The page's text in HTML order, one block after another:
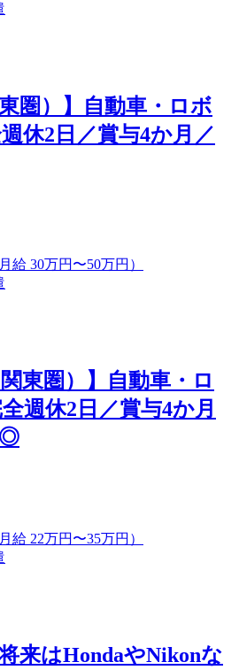
圏）】自動車・ロボ
休2日／賞与4か月／
給 30万円〜50万円）
東圏）】自動車・ロ
週休2日／賞与4か月
◎
給 22万円〜35万円）
来はHondaやNikonな